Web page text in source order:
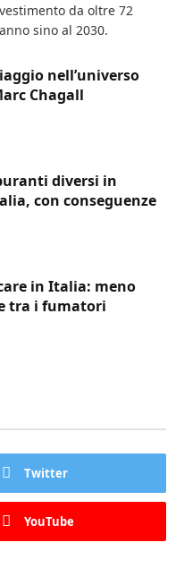
da oltre 72
sino al 2030.
nell’universo
Chagall
diversi in
con conseguenze
in Italia: meno
tra i fumatori
Twitter
YouTube